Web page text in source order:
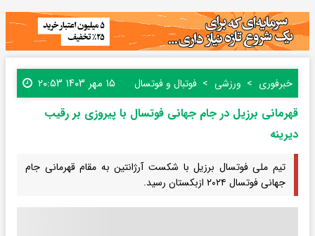
خبرفوری ورزشی فوتبال و فوتسال ۱۵ مهر ۱۴۰۳ ۲۰:۵۳
قهرمانی برزیل در جام جهانی فوتسال با پیروزی بر رقیب
دیرینه
تیم ملی فوتسال برزیل با شکست آرژانتین به مقام قهرمانی جام
جهانی فوتسال ۲۰۲۴ ازبکستان رسید.